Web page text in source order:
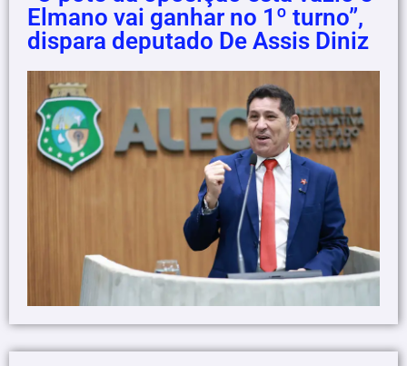
Elmano vai ganhar no 1º turno”,
dispara deputado De Assis Diniz